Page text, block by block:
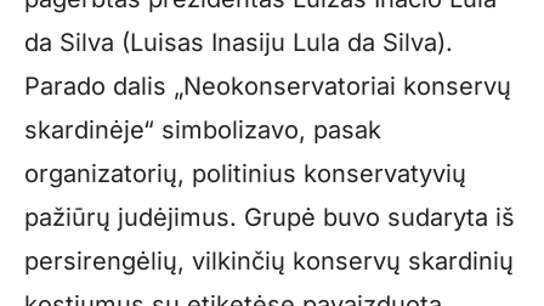
da Silva (Luisas Inasiju Lula da Silva).
Parado dalis „Neokonservatoriai konservų
skardinėje“ simbolizavo, pasak
organizatorių, politinius konservatyvių
pažiūrų judėjimus. Grupė buvo sudaryta iš
persirengėlių, vilkinčių konservų skardinių